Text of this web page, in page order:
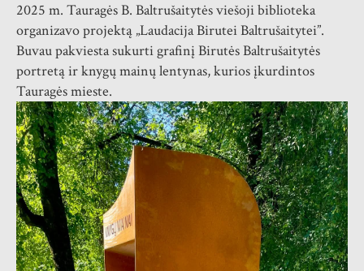
2025 m. Tauragės B. Baltrušaitytės viešoji biblioteka
organizavo projektą „Laudacija Birutei Baltrušaitytei”.
Buvau pakviesta sukurti grafinį Birutės Baltrušaitytės
portretą ir knygų mainų lentynas, kurios įkurdintos
Tauragės mieste.